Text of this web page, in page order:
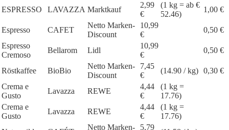
ESPRESSO LAVAZZA Marktkauf
2,99
€
(1 kg = ab €
52.46)
1,00 €
Espresso CAFET
Netto Marken-
Discount
10,99
€
0,50 €
Espresso
Cremoso
Bellarom Lidl
10,99
€
0,50 €
Röstkaffee BioBio
Netto Marken-
Discount
7,45
€
(14.90 / kg) 0,30 €
Crema e
Gusto
Lavazza REWE
4,44
€
(1 kg =
17.76)
Crema e
Gusto
Lavazza REWE
4,44
€
(1 kg =
17.76)
Netto Marken-
5,79